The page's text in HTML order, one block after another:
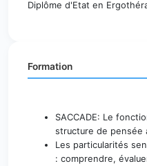
Diplôme d'Etat en
Formation
SACCADE: Le
structure de pensée
Les particularités
: comprendre,